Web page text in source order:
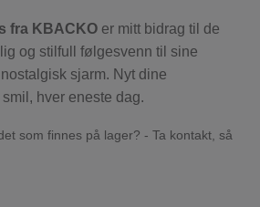
fra KBACKO er mitt bidrag til de
og stilfull følgesvenn til sine
sjarm. Nyt dine
hver eneste dag.
som finnes på lager? - Ta kontakt, så